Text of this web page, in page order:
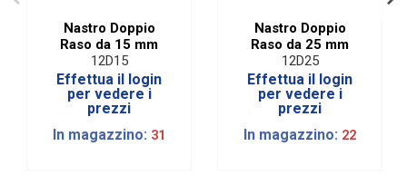
Nastro Doppio
Raso da 15 mm
12D15
Effettua il login
per vedere i
prezzi
In magazzino: 31
Nastro Doppio
Raso da 25 mm
12D25
Effettua il login
per vedere i
prezzi
In magazzino: 22